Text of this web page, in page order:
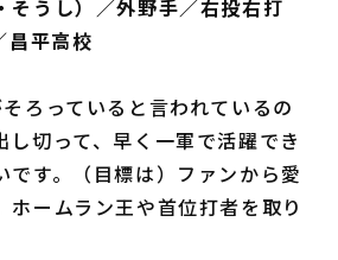
バファローズ
そうし）／外野手／右投右打
昌平高校
ろっていると言われているの
し切って、早く一軍で活躍でき
です。（目標は）ファンから愛
ホームラン王や首位打者を取り